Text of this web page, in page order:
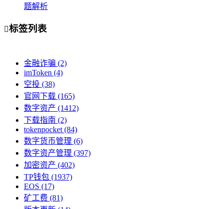
题解析
标签列表
金融诈骗 (2)
imToken (4)
空投 (38)
官网下载 (165)
数字资产 (1412)
下载指南 (2)
tokenpocket (84)
数字货币管理 (6)
数字资产管理 (397)
加密资产 (402)
TP钱包 (1937)
EOS (17)
矿工费 (81)